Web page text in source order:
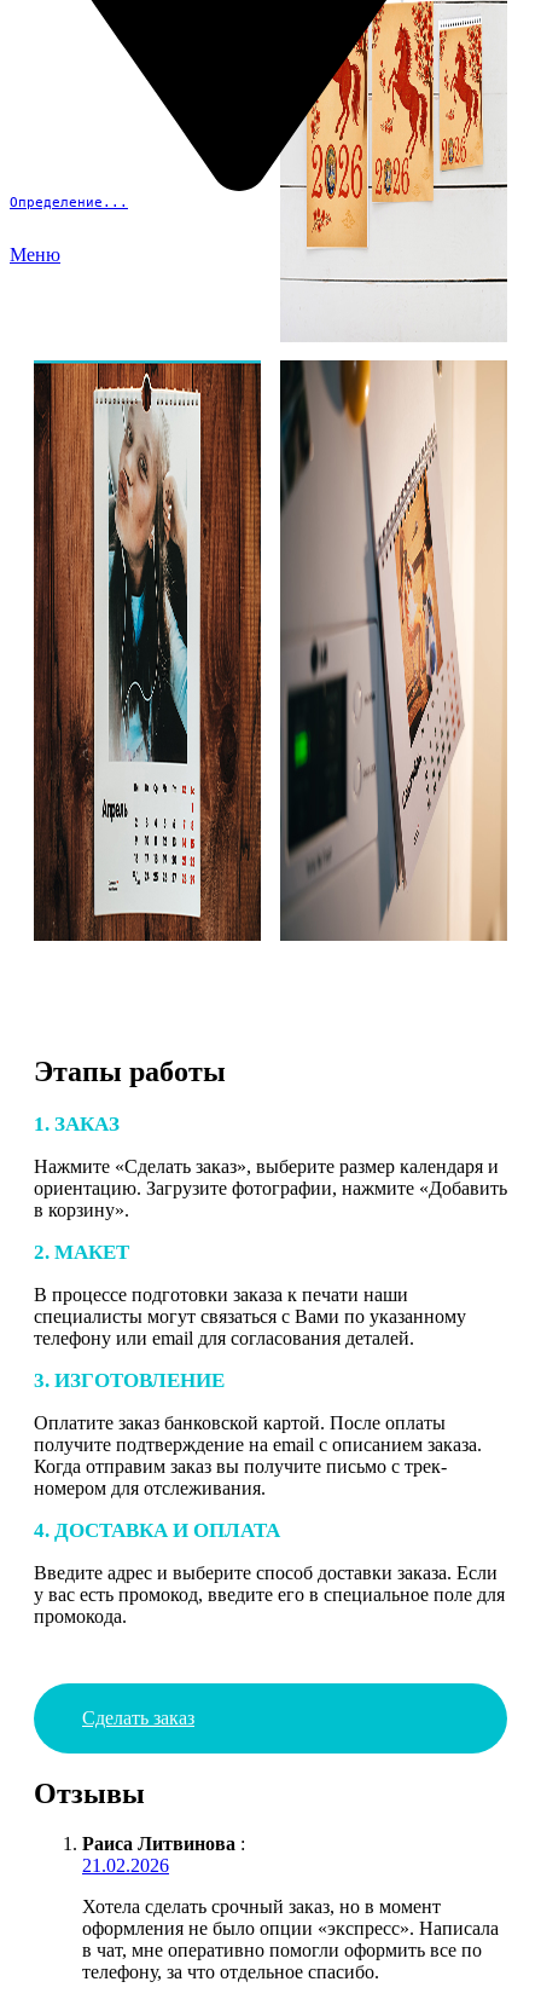
Определение...
Меню
Этапы работы
1. ЗАКАЗ
Нажмите «Сделать заказ», выберите размер календаря и
ориентацию. Загрузите фотографии, нажмите «Добавить
в корзину».
2. МАКЕТ
В процессе подготовки заказа к печати наши
специалисты могут связаться с Вами по указанному
телефону или email для согласования деталей.
3. ИЗГОТОВЛЕНИЕ
Оплатите заказ банковской картой. После оплаты
получите подтверждение на email с описанием заказа.
Когда отправим заказ вы получите письмо с трек-
номером для отслеживания.
4. ДОСТАВКА И ОПЛАТА
Введите адрес и выберите способ доставки заказа. Если
у вас есть промокод, введите его в специальное поле для
промокода.
Сделать заказ
Отзывы
Раиса Литвинова :
21.02.2026
Хотела сделать срочный заказ, но в момент
оформления не было опции «экспресс». Написала
в чат, мне оперативно помогли оформить все по
телефону, за что отдельное спасибо.